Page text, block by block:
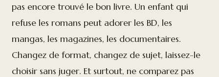
pas encore trouvé le bon livre. Un enfant qui
refuse les romans peut adorer les BD, les
mangas, les magazines, les documentaires.
Changez de format, changez de sujet, laissez-le
choisir sans juger. Et surtout, ne comparez pas